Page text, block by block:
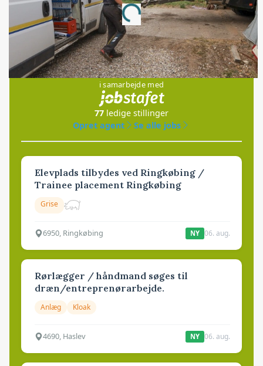
Loading...
Jobs
i samarbejde med
77 ledige stillinger
Opret agent
Se alle jobs
Elevplads tilbydes ved Ringkøbing /
Trainee placement Ringkøbing
Grise
6950, Ringkøbing NY 06. aug.
Rørlægger / håndmand søges til
dræn/entreprenørarbejde.
Anlæg Kloak
4690, Haslev NY 06. aug.